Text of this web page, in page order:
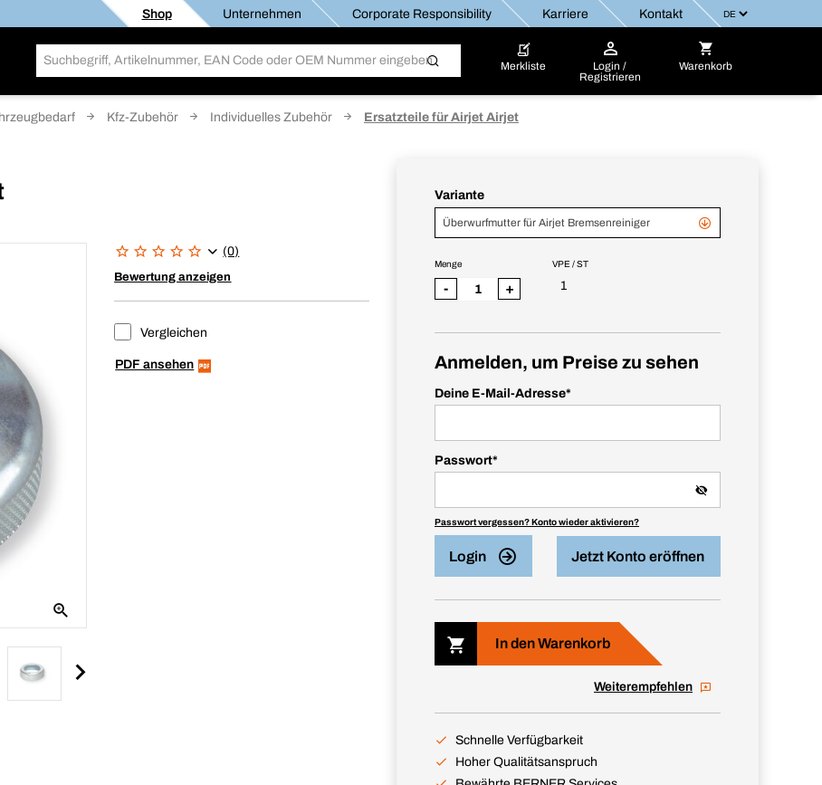
Shop Unternehmen Corporate Responsibility Karriere Kontakt
Merkliste
Login /
Registrieren
Warenkorb
Kfz-Zubehör Individuelles Zubehör Ersatzteile für Airjet Airjet
(0)
Bewertung anzeigen
Vergleichen
PDF ansehen
Variante
Überwurfmutter für Airjet Bremsenreiniger
VPE / ST
1
Menge
- +
Anmelden, um Preise zu sehen
Deine E-Mail-Adresse*
Passwort*
Passwort vergessen? Konto wieder aktivieren?
Login Jetzt Konto eröffnen
In den Warenkorb
Weiterempfehlen
Schnelle Verfügbarkeit
Hoher Qualitätsanspruch